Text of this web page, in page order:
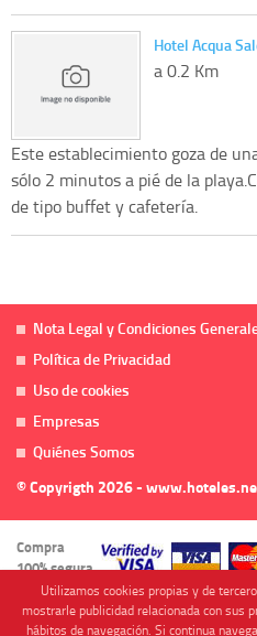
Hotel Acqua
a 0.2 Km
Este establecimiento goza de
sólo 2 minutos a pié de la
de tipo buffet y cafetería.
Nota Legal y Condiciones
Política de Privacidad
Uso de cookies
Empresas
Quiénes Somos
© Copyrigth 2026 -
Compra
100% segura
Utilizamos cookies propias y de
mostrarle publicidad relacionada con sus
hábitos de navegación. Si continua